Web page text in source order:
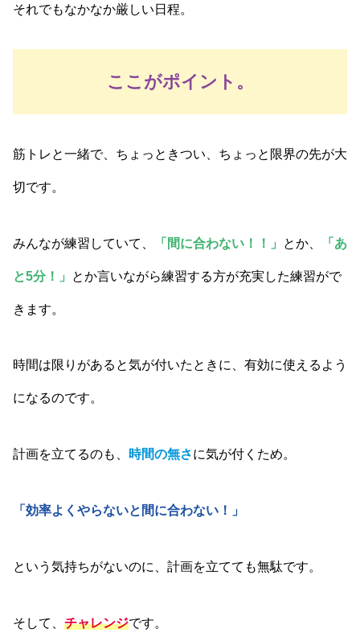
それでもなかなか厳しい日程。
ここがポイント。
筋トレと一緒で、ちょっときつい、ちょっと限界の先が大
切です。
みんなが練習していて、 「間に合わない！！」 とか、 「あ
と5分！」 とか言いながら練習する方が充実した練習がで
きます。
時間は限りがあると気が付いたときに、有効に使えるよう
になるのです。
計画を立てるのも、 時間の無さに気が付くため。
「効率よくやらないと間に合わない！」
という気持ちがないのに、計画を立てても無駄です。
そして、 チャレンジです。